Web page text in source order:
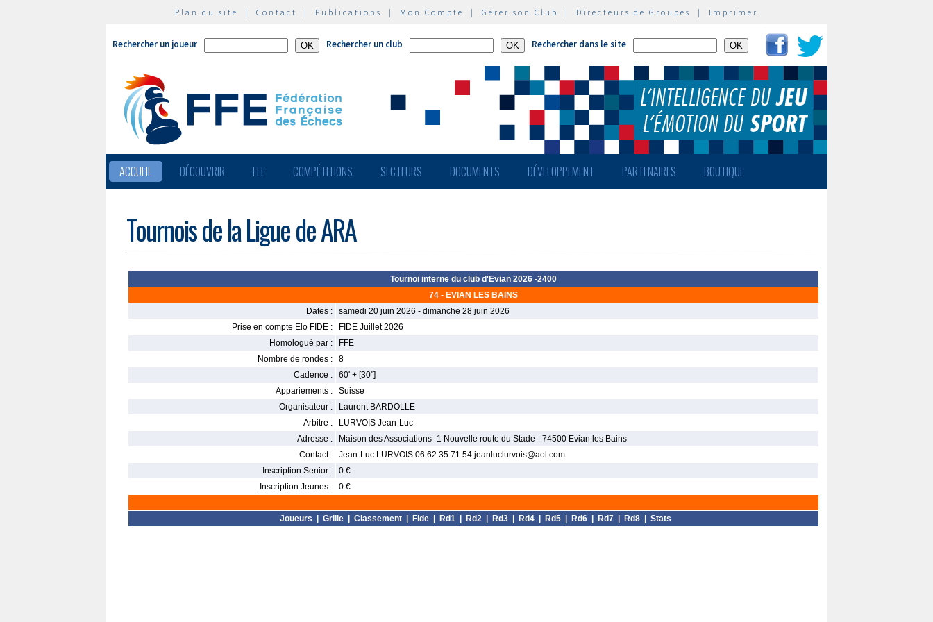
Plan du site | Contact | Publications | Mon Compte | Gérer son Club | Directeurs de Groupes | Imprimer
Rechercher un joueur Rechercher un club Rechercher dans le site
ACCUEIL DÉCOUVRIR FFE COMPÉTITIONS SECTEURS DOCUMENTS DÉVELOPPEMENT PARTENAIRES BOUTIQUE
Tournois de la Ligue de ARA
Tournoi interne du club d'Evian 2026 -2400
74 - EVIAN LES BAINS
Dates :
samedi 20 juin 2026 - dimanche 28 juin 2026
Prise en compte Elo FIDE :
FIDE Juillet 2026
Homologué par :
FFE
Nombre de rondes :
8
Cadence :
60' + [30'']
Appariements :
Suisse
Organisateur :
Laurent BARDOLLE
Arbitre :
LURVOIS Jean-Luc
Adresse :
Maison des Associations- 1 Nouvelle route du Stade - 74500 Evian les Bains
Contact :
Jean-Luc LURVOIS 06 62 35 71 54 jeanluclurvois@aol.com
Inscription Senior :
0 €
Inscription Jeunes :
0 €
Joueurs Grille Classement Fide Rd1 Rd2 Rd3 Rd4 Rd5 Rd6 Rd7 Rd8 Stats